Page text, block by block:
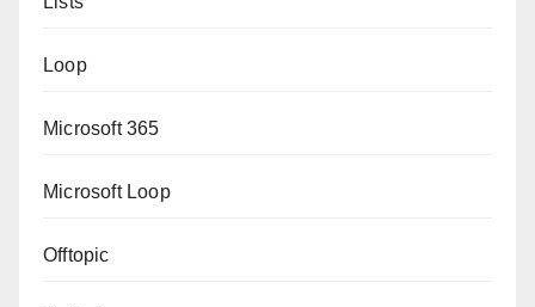
Loop
Microsoft 365
Microsoft Loop
Offtopic